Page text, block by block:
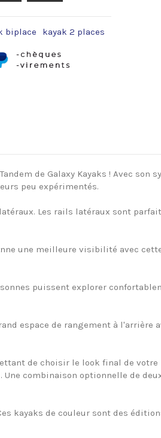
biplace kayak 2 places
de Galaxy Kayaks ! Avec son
peu expérimentés.
Les rails latéraux sont
une meilleure visibilité avec
puissent explorer
espace de rangement à l'arrière
de choisir le look final de votre
combinaison optionnelle de
kayaks de couleur sont des